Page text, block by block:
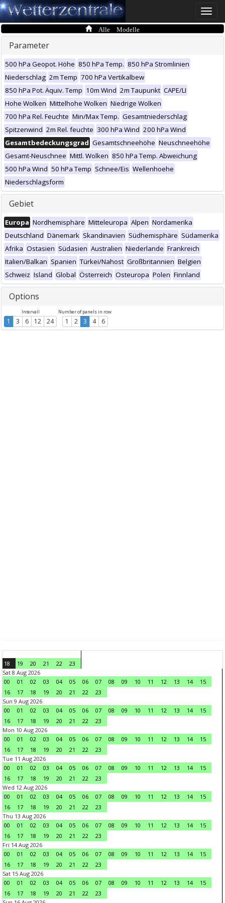
Toggle
Alle Modelle
Parameter
500 hPa Geopot. Höhe 850 hPa Temp. 850 hPa Stromlinien
Niederschlag 2m Temp 700 hPa Vertikalbew
850 hPa Pot. Äquiv. Temp 10m Wind 2m Taupunkt CAPE/LI
Hohe Wolken Mittelhohe Wolken Niedrige Wolken
700 hPa Rel. Feuchte Min/Max Temp. Gesamtniederschlag
Spitzenwind 2m Rel. feuchte 300 hPa Wind 200 hPa Wind
Gesamtbedeckungsgrad Gesamtschneehöhe Neuschneehöhe
Gesamt-Neuschnee Mittl. Wolken 850 hPa Temp. Abweichung
500 hPa Wind 50 hPa Temp Schnee/Eis Wellenhoehe
Niederschlagsform
Gebiet
Europa Nordhemisphäre Mitteleuropa Alpen Nordamerika
Deutschland Dänemark Skandinavien Südhemisphäre Südamerika
Afrika Ostasien Südasien Australien Niederlande Frankreich
Italien/Balkan Spanien Türkei/Nahost Großbritannien Belgien
Schweiz Island Global Österreich Osteuropa Polen Finnland
Options
Intervall
1 3 6 12 24
Number of panels in row
1 2 3 4 6
18 19 20 21 22
23
Sat 8 Aug 2026
00
01 02 03 04 05 06 07 08 09 10 11 12 13 14
15
16
17 18 19 20 21 22
23
Sun 9 Aug 2026
00
01 02 03 04 05 06 07 08 09 10 11 12 13 14
15
16
17 18 19 20 21 22
23
Mon 10 Aug 2026
00
01 02 03 04 05 06 07 08 09 10 11 12 13 14
15
16
17 18 19 20 21 22
23
Tue 11 Aug 2026
00
01 02 03 04 05 06 07 08 09 10 11 12 13 14
15
16
17 18 19 20 21 22
23
Wed 12 Aug 2026
00
01 02 03 04 05 06 07 08 09 10 11 12 13 14
15
16
17 18 19 20 21 22
23
Thu 13 Aug 2026
00
01 02 03 04 05 06 07 08 09 10 11 12 13 14
15
16
17 18 19 20 21 22
23
Fri 14 Aug 2026
00
01 02 03 04 05 06 07 08 09 10 11 12 13 14
15
16
17 18 19 20 21 22
23
Sat 15 Aug 2026
00
01 02 03 04 05 06 07 08 09 10 11 12 13 14
15
16
17 18 19 20 21 22
23